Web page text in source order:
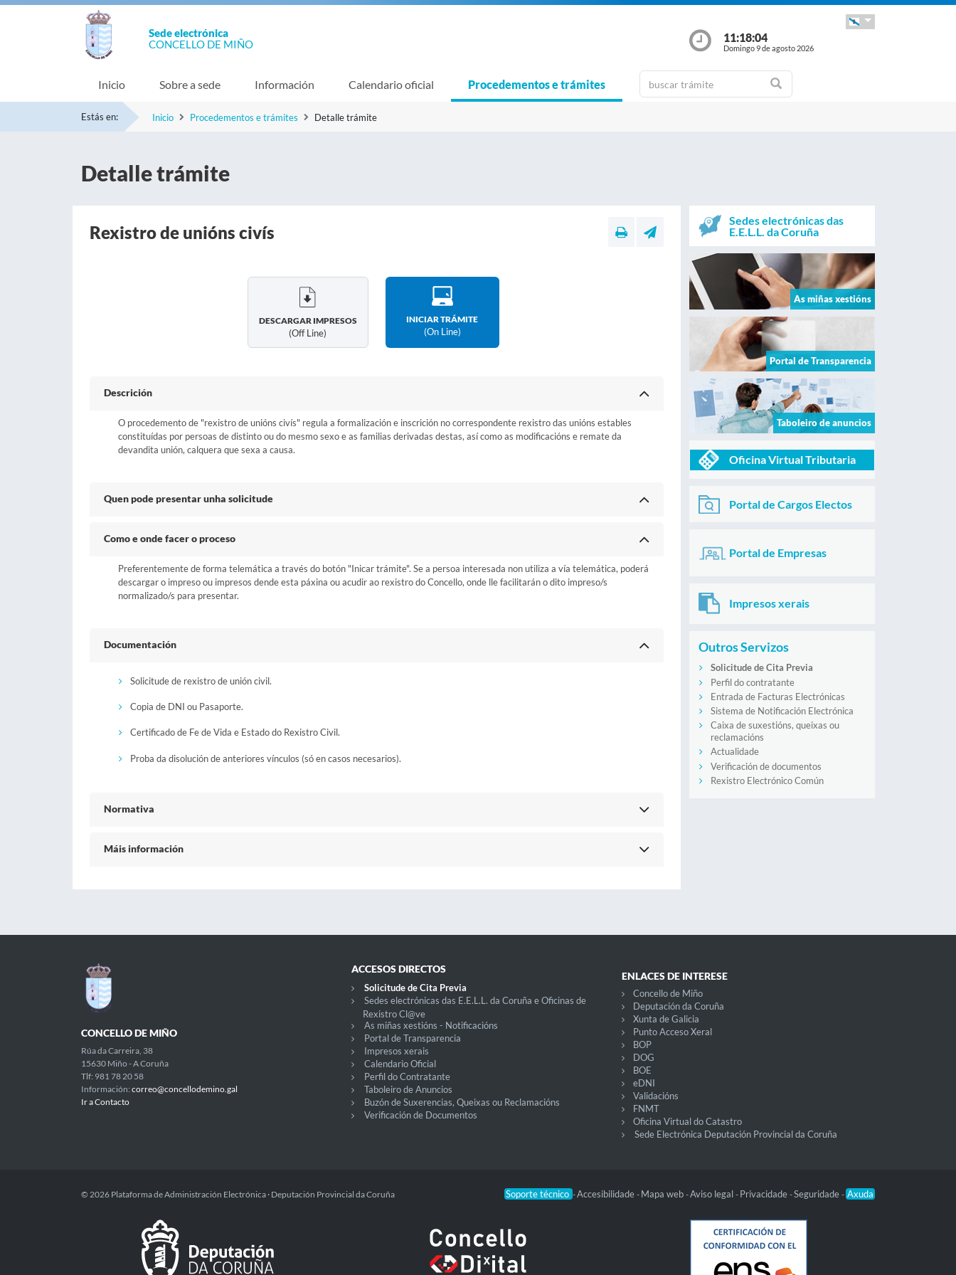
Sede electrónica
CONCELLO DE MIÑO
11:18:05
Domingo 9 de agosto 2026
Inicio Sobre a sede Información Calendario oficial Procedementos e trámites
Estás en: Inicio Procedementos e trámites Detalle trámite
Detalle trámite
Rexistro de unións civís
DESCARGAR IMPRESOS
(off Line)
INICIAR TRÁMITE
(on Line)
Descrición
O procedemento de "rexistro de unións civís" regula a formalización e inscrición no correspondente rexistro das unións estables
constituídas por persoas de distinto ou do mesmo sexo e as familias derivadas destas, así como as modificacións e remate da
devandita unión, calquera que sexa a causa.
Quen pode presentar unha solicitude
Como e onde facer o proceso
Preferentemente de forma telemática a través do botón "Inicar trámite". Se a persoa interesada non utiliza a vía telemática, poderá
descargar o impreso ou impresos dende esta páxina ou acudir ao rexistro do Concello, onde lle facilitarán o dito impreso/s
normalizado/s para presentar.
Documentación
Solicitude de rexistro de unión civil.
Copia de DNI ou Pasaporte.
Certificado de Fe de Vida e Estado do Rexistro Civil.
Proba da disolución de anteriores vínculos (só en casos necesarios).
Normativa
Máis información
Sedes electrónicas das
E.E.L.L. da Coruña
As miñas xestións
Portal de Transparencia
Taboleiro de anuncios
Oficina Virtual Tributaria
Portal de Cargos Electos
Portal de Empresas
Impresos xerais
Outros Servizos
Solicitude de Cita Previa
Perfil do contratante
Entrada de Facturas Electrónicas
Sistema de Notificación Electrónica
Caixa de suxestións, queixas ou
reclamacións
Actualidade
Verificación de documentos
Rexistro Electrónico Común
CONCELLO DE MIÑO
Rúa da Carreira, 38
15630 Miño - A Coruña
Tlf: 981 78 20 58
Información: correo@concellodemino.gal
Ir a Contacto
ACCESOS DIRECTOS
Solicitude de Cita Previa
Sedes electrónicas das E.E.L.L. da Coruña e Oficinas de
Rexistro Cl@ve
As miñas xestións - Notificacións
Portal de Transparencia
Impresos xerais
Calendario Oficial
Perfil do Contratante
Taboleiro de Anuncios
Buzón de Suxerencias, Queixas ou Reclamacións
Verificación de Documentos
ENLACES DE INTERESE
Concello de Miño
Deputación da Coruña
Xunta de Galicia
Punto Acceso Xeral
BOP
DOG
BOE
eDNI
Validacións
FNMT
Oficina Virtual do Catastro
Sede Electrónica Deputación Provincial da Coruña
Soporte técnico -Accesibilidade - Mapa web -Aviso legal - Privacidade -Seguridade - Axuda
© 2026 Plataforma de Administración Electrónica · Deputación Provincial da Coruña